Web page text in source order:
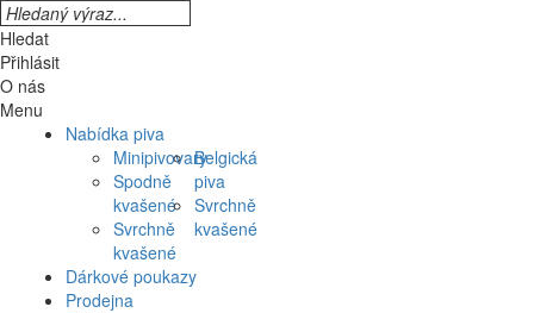
Hledat
Přihlásit
O nás
Menu
Nabídka piva
Minipivovary
Spodně
kvašené
Svrchně
kvašené
Belgická
piva
Svrchně
kvašené
Dárkové poukazy
Prodejna